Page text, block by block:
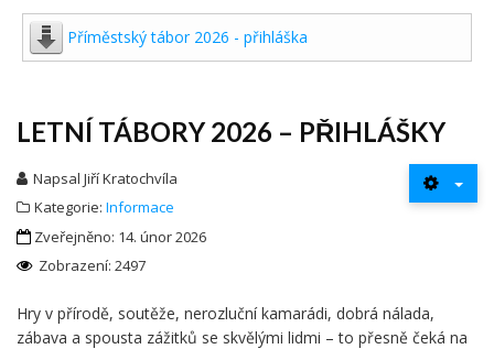
Příměstský tábor 2026 - přihláška
LETNÍ TÁBORY 2026 – PŘIHLÁŠKY
NapsalJiří Kratochvíla
Kategorie: Informace
Zveřejněno: 14. únor 2026
Zobrazení: 2497
Hry v přírodě, soutěže, nerozluční kamarádi, dobrá nálada,
zábava a spousta zážitků se skvělými lidmi – to přesně čeká na